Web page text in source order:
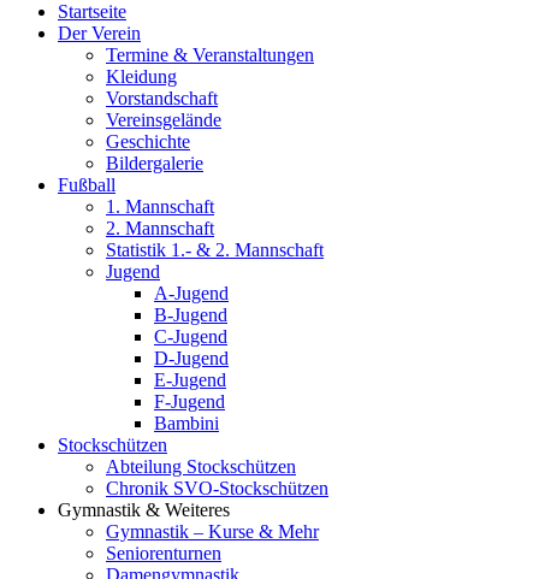
Startseite
Der Verein
Termine & Veranstaltungen
Kleidung
Vorstandschaft
Vereinsgelände
Geschichte
Bildergalerie
Fußball
1. Mannschaft
2. Mannschaft
Statistik 1.- & 2. Mannschaft
Jugend
A-Jugend
B-Jugend
C-Jugend
D-Jugend
E-Jugend
F-Jugend
Bambini
Stockschützen
Abteilung Stockschützen
Chronik SVO-Stockschützen
Gymnastik & Weiteres
Gymnastik – Kurse & Mehr
Seniorenturnen
Damengymnastik